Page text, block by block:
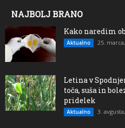
NAJBOLJ BRANO
Kako naredim
Aktualno 25.
Letina v
toča, suša in
pridelek
Aktualno 3.